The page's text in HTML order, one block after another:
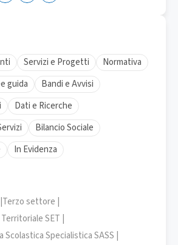
Servizi e Progetti
Normativa
guida
Bandi e Avvisi
Dati e Ricerche
Bilancio Sociale
In Evidenza
Terzo settore |
SET |
Specialistica SASS |